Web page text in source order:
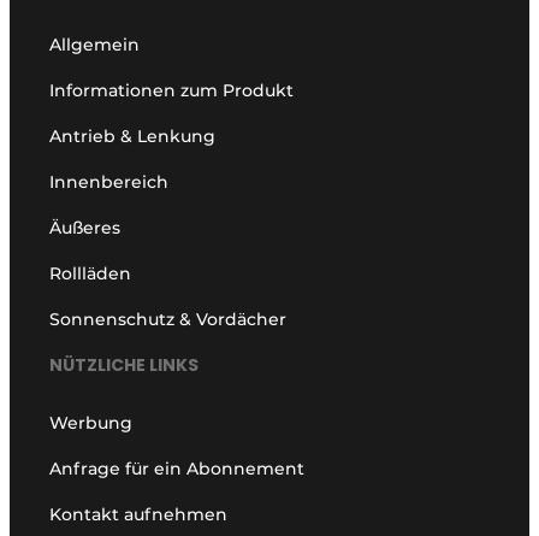
Allgemein
Informationen zum Produkt
Antrieb & Lenkung
Innenbereich
Äußeres
Rollläden
Sonnenschutz & Vordächer
NÜTZLICHE LINKS
Werbung
Anfrage für ein Abonnement
Kontakt aufnehmen